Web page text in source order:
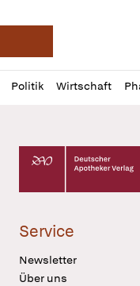
Deutsche
Politik Wirtschaft
Profil
öffnen
Daz
Pur
Deutscher
Service
Newsletter
Über uns